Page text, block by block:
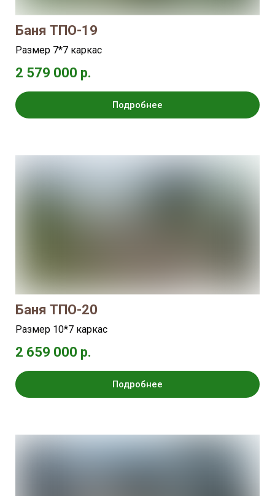
Баня ТПО-19
Размер 7*7 каркас
2 579 000 р.
Подробнее
Баня ТПО-20
Размер 10*7 каркас
2 659 000 р.
Подробнее